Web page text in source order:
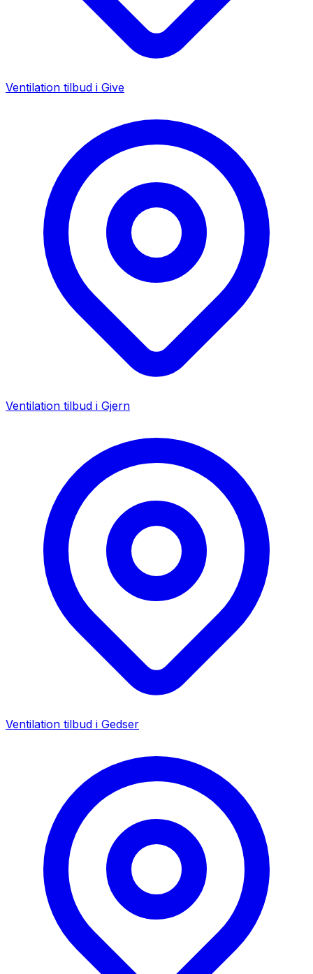
Ventilation tilbud i Give
Ventilation tilbud i Gjern
Ventilation tilbud i Gedser